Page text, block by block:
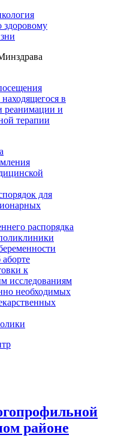
здоровому
в
реанимации и
терапии
для
распорядка
к
исследованиям
необходимых
районе